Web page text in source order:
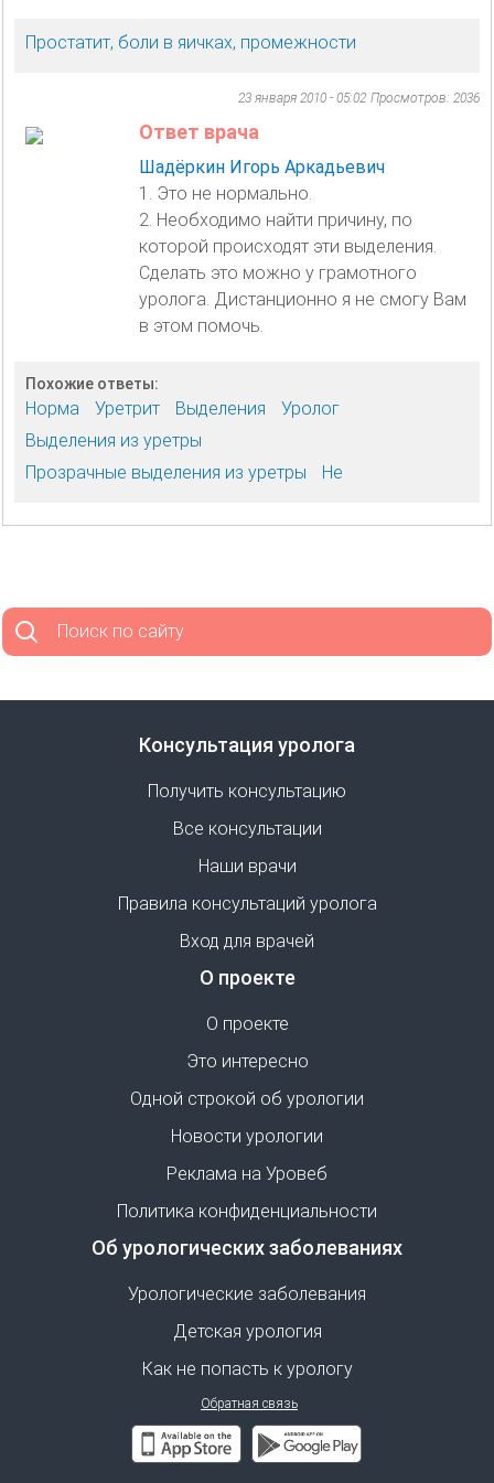
Простатит, боли в яичках, промежности
23 января 2010 - 05:02 Просмотров: 2036
Ответ врача
Шадёркин Игорь Аркадьевич
1. Это не нормально.
2. Необходимо найти причину, по
которой происходят эти выделения.
Сделать это можно у грамотного
уролога. Дистанционно я не смогу Вам
в этом помочь.
Похожие ответы:
Норма Уретрит Выделения
Уролог
Выделения из уретры
Прозрачные выделения из уретры
Не
Поиск по сайту
Консультация уролога
Получить консультацию
Все консультации
Наши врачи
Правила консультаций уролога
Вход для врачей
О проекте
О проекте
Это интересно
Одной строкой об урологии
Новости урологии
Реклама на Уровеб
Политика конфиденциальности
Об урологических заболеваниях
Урологические заболевания
Детская урология
Как не попасть к урологу
Обратная связь